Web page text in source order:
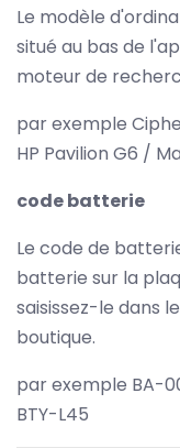
Le modèle
situé au bas de
moteur de
par exemple
HP Pavilion G6 /
code batterie
Le code de
batterie sur la
saisissez-le dans
boutique.
par exemple BA-
BTY-L45